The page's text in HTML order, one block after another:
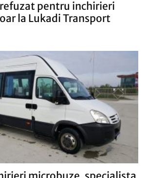
pentru inchirieri
la Lukadi Transport